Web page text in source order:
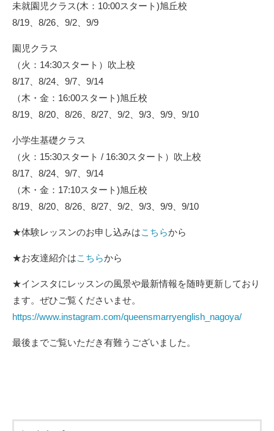
未就園児クラス(木：10:00スタート)旭丘校
8/19、8/26、9/2、9/9
園児クラス
（火：14:30スタート）吹上校
8/17、8/24、9/7、9/14
（木・金：16:00スタート)旭丘校
8/19、8/20、8/26、8/27、9/2、9/3、9/9、9/10
小学生基礎クラス
（火：15:30スタート / 16:30スタート）吹上校
8/17、8/24、9/7、9/14
（木・金：17:10スタート)旭丘校
8/19、8/20、8/26、8/27、9/2、9/3、9/9、9/10
★体験レッスンのお申し込みはこちらから
★お友達紹介はこちらから
★インスタにレッスンの風景や最新情報を随時更新しており
ます。ぜひご覧くださいませ。
https://www.instagram.com/queensmarryenglish_nagoya/
最後までご覧いただき有難うございました。